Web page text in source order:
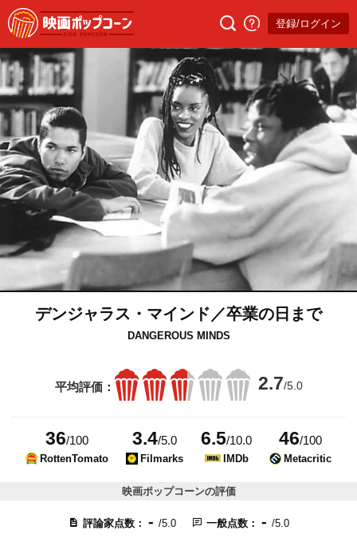
登録/ログイン
デンジャラス・マインド／卒業の日まで
DANGEROUS MINDS
平均評価： 2.7/5.0
36/100
RottenTomato
3.4/5.0
Filmarks
6.5/10.0
IMDb
46/100
Metacritic
映画ポップコーンの評価
評論家点数： - /5.0 一般点数： - /5.0